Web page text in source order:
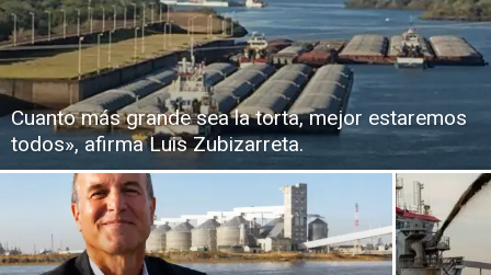
Cuanto más grande sea la torta, mejor estaremos
todos», afirma Luis Zubizarreta.